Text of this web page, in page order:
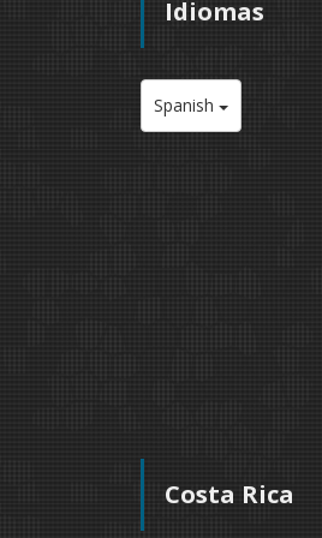
Idiomas
Spanish
Costa Rica